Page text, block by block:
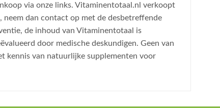
via onze links. Vitaminentotaal.nl verkoopt
dan contact op met de desbetreffende
de inhoud van Vitaminentotaal is
door medische deskundigen. Geen van
kennis van natuurlijke supplementen voor